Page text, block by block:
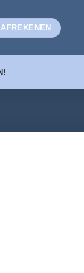
AFREKENEN